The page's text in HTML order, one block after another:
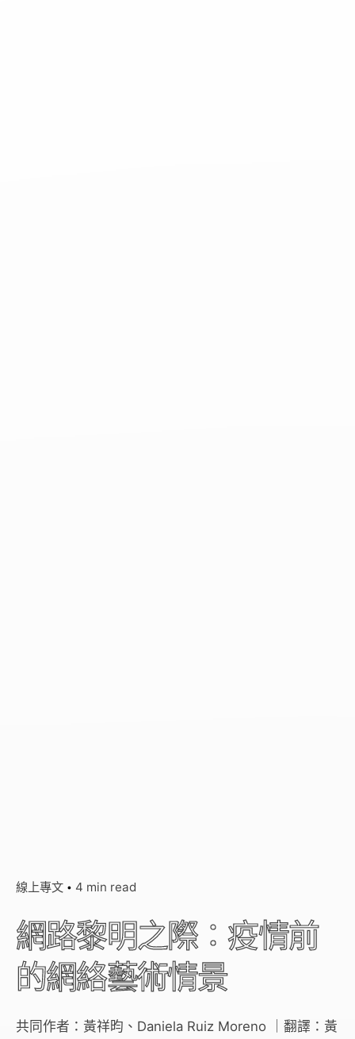
線上專文 4 min read
網路黎明之際：疫情前
的網絡藝術情景
共同作者：黃祥昀、Daniela Ruiz Moreno ｜翻譯：黃